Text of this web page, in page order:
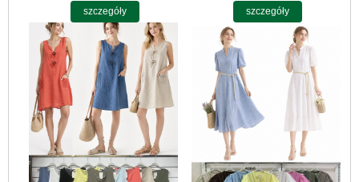
szczegóły szczegóły